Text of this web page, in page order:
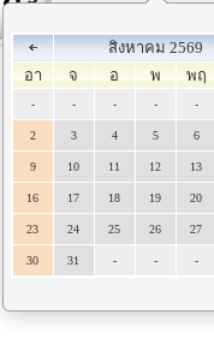
สิงหาคม 2569
อา
จ อ พ พฤ
- - - - -
2 3 4 5 6
9 10 11 12 13
16 17 18 19 20
23 24 25 26 27
30 31 - - -